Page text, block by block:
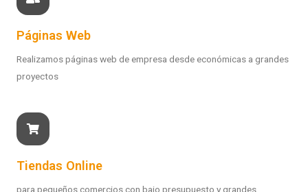
Páginas Web
Realizamos páginas web de empresa desde económicas a grandes
proyectos
Tiendas Online
para pequeños comercios con bajo presupuesto y grandes